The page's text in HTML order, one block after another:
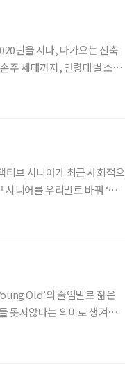
년을 지나, 다가오는 신축
주 세대까지, 연령대별 소띠
티브 시니어가 최근 사회적으
니어를 우리말로 바꿔 ‘활
Old’의 줄임말로 젊은
못지않다는 의미로 생겨난